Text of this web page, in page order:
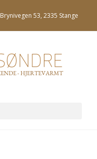
53, 2335 Stange